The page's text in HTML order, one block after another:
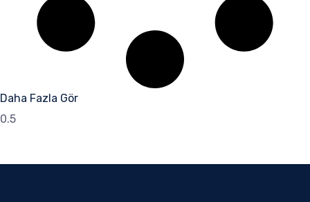
Daha Fazla Gör